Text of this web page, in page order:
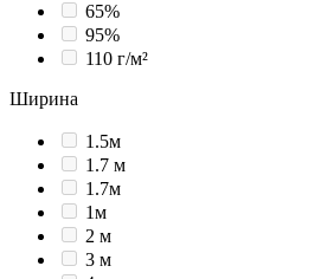
65%
95%
110 г/м²
Ширина
1.5м
1.7 м
1.7м
1м
2 м
3 м